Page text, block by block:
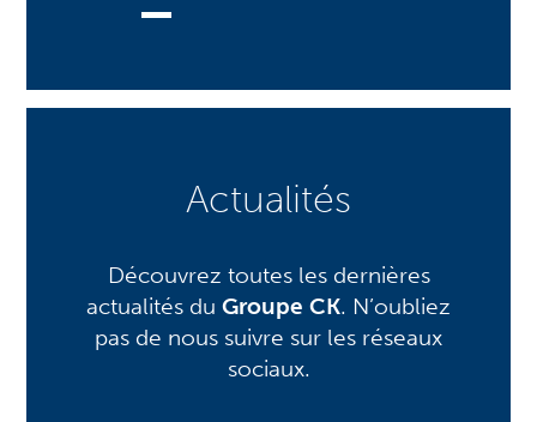
Actualités
Découvrez toutes les dernières
actualités du Groupe CK. N’oubliez
pas de nous suivre sur les réseaux
sociaux.